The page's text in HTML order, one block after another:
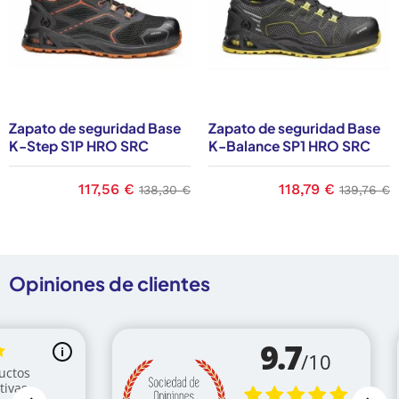
Zapato de seguridad Base
K-Step S1P HRO SRC
Precio
117,56 € Precio base
138,30 €
Zapato de seguridad Base
K-Balance SP1 HRO SRC
Precio
118,79 € Precio
139,76 €
Opiniones de clientes